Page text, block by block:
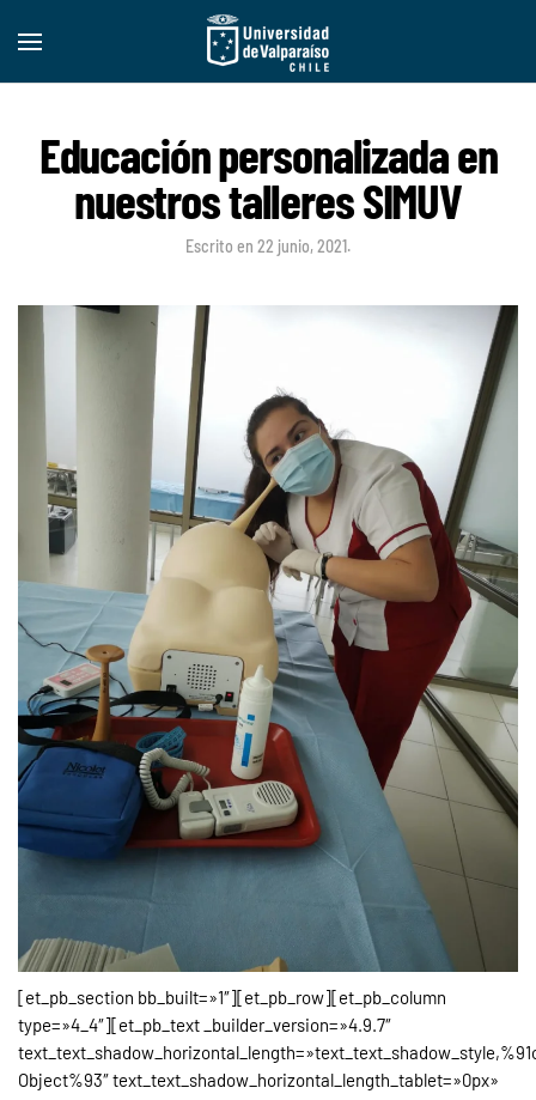
Educación personalizada en
nuestros talleres SIMUV
Escrito en 22 junio, 2021.
[et_pb_section bb_built=»1″][et_pb_row][et_pb_column
type=»4_4″][et_pb_text _builder_version=»4.9.7″
Object%93″ text_text_shadow_horizontal_length_tablet=»0px»